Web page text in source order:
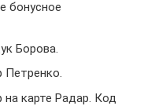
бонусное
Борова.
Петренко.
карте Радар. Код